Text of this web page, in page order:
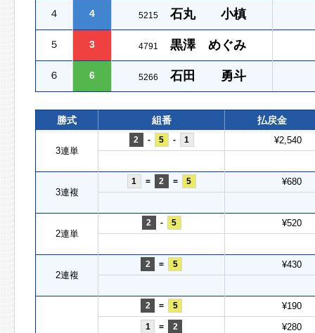
４ 4 5215 石丸 小槙
５ 3 4791 黒澤 めぐみ
６ 6 5266 石田 勇斗
勝式 組番 払戻金
3連単
2 - 5 - 1 ¥2,540
3連複
1 = 2 = 5 ¥680
2連単
2 - 5 ¥520
2連複
2 = 5 ¥430
2 = 5 ¥190
1 = 2 ¥280